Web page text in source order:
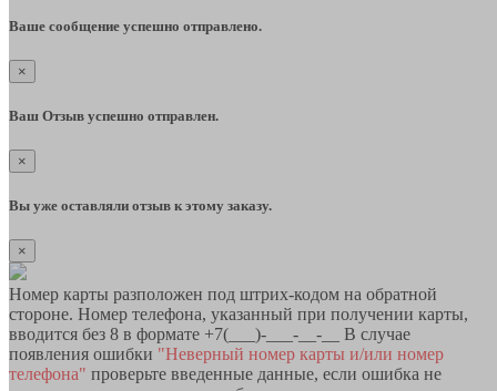
Ваше сообщение успешно отправлено.
×
Ваш Отзыв успешно отправлен.
×
Вы уже оставляли отзыв к этому заказу.
×
Номер карты разположен под штрих-кодом на обратной
стороне. Номер телефона, указанный при получении карты,
вводится без 8 в формате +7(___)-___-__-__ В случае
появления ошибки "Неверный номер карты и/или номер
телефона" проверьте введенные данные, если ошибка не